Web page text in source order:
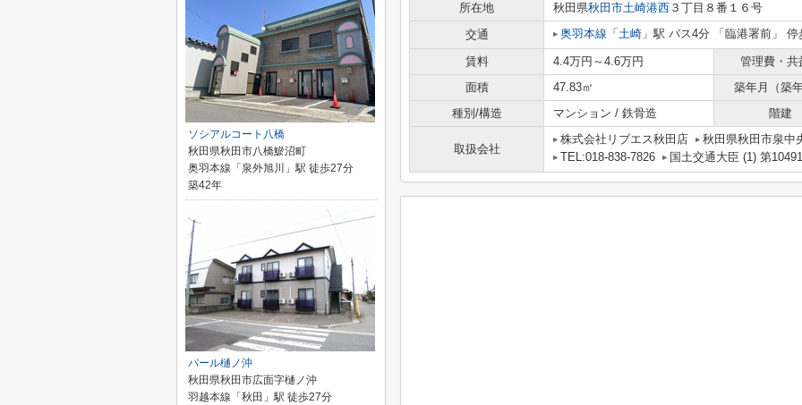
所在地 秋田県秋田市土崎港西 ３丁目８番１６号
交通
奥羽本線 「 土崎 」駅 バス4分 「臨港署前」 停
賃料 4.4万円～4.6万円
管理費・共
面積
47.83㎡
築年月（築
種別/構造
マンション / 鉄骨造 階建
取扱会社
株式会社リブエス秋田店
秋田県秋田市泉中
TEL:018-838-7826
国土交通大臣 (1) 第
ソシアルコート八橋
秋田県秋田市八橋鯲沼町
奥羽本線「泉外旭川」駅 徒歩27分
築42年
パール樋ノ沖
秋田県秋田市広面字樋ノ沖
羽越本線「秋田」駅 徒歩27分